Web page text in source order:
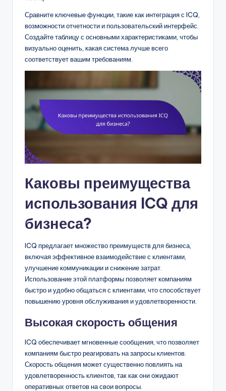
Сравните ключевые функции, такие как интеграция с ICQ,
возможности отчетности и пользовательский интерфейс.
Создайте таблицу с основными характеристиками, чтобы
визуально оценить, какая система лучше всего
соответствует вашим требованиям.
Каковы преимущества
использования ICQ для
бизнеса?
ICQ предлагает множество преимуществ для бизнеса,
включая эффективное взаимодействие с клиентами,
улучшение коммуникации и снижение затрат.
Использование этой платформы позволяет компаниям
быстро и удобно общаться с клиентами, что способствует
повышению уровня обслуживания и удовлетворенности.
Высокая скорость общения
ICQ обеспечивает мгновенные сообщения, что позволяет
компаниям быстро реагировать на запросы клиентов.
Скорость общения может существенно повлиять на
удовлетворенность клиентов, так как они ожидают
оперативных ответов на свои вопросы.